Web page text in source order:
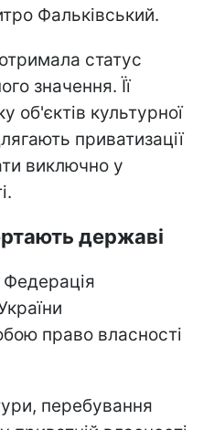
Фальківський.
статус
значення. Її
об'єктів культурної
приватизації
виключно у
державі
право власності
перебування